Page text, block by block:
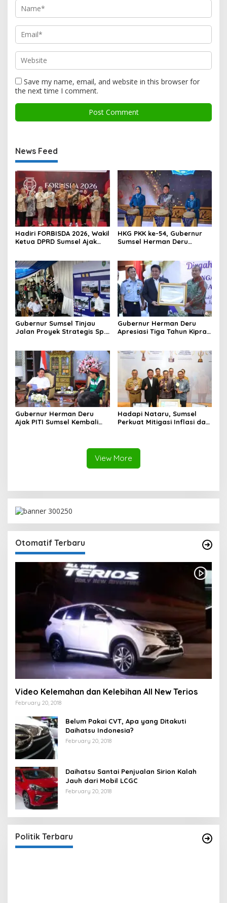
Save my name, email, and website in this browser for
the next time I comment.
News Feed
Hadiri FORBISDA 2026, Wakil
Ketua DPRD Sumsel Ajak
HKG PKK ke-54, Gubernur
Sumsel Herman Deru
Perempuan
Gubernur Sumsel Tinjau
Jalan Proyek Strategis Sp.
Gubernur Herman Deru
Apresiasi Tiga Tahun Kiprah
Negara
Gubernur Herman Deru
Ajak PITI Sumsel Kembali
Hadapi Nataru, Sumsel
Perkuat Mitigasi Inflasi dan
View More
Otomatif Terbaru
Video Kelemahan dan Kelebihan All New Terios
February 20, 2018
Belum Pakai CVT, Apa yang Ditakuti
Daihatsu Indonesia?
February 20, 2018
Daihatsu Santai Penjualan Sirion Kalah
Jauh dari Mobil LCGC
February 20, 2018
Politik Terbaru
Yasin
In Berita, Politik |